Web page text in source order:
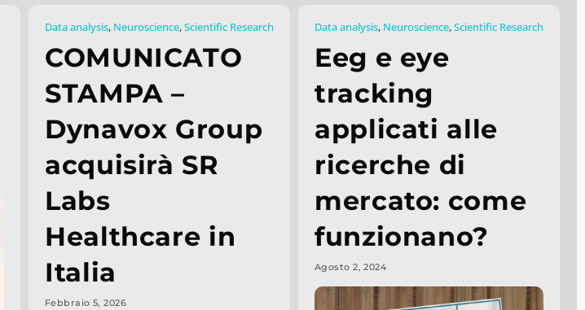
Data analysis, Neuroscience,Scientific Research
COMUNICATO
STAMPA –
Dynavox Group
acquisirà SR
Labs
Healthcare in
Italia
Febbraio 5, 2026
Data analysis, Neuroscience,Scientific Research
Eeg e eye
tracking
applicati alle
ricerche di
mercato: come
funzionano?
Agosto 2, 2024